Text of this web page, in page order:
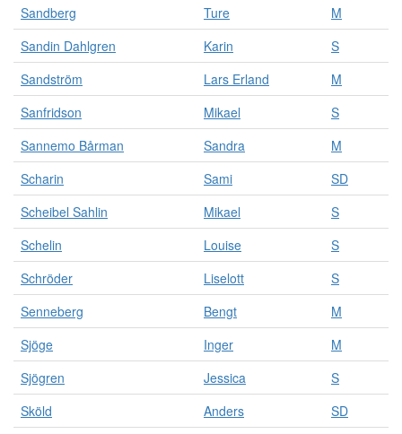
Sandberg
Ture
M
Sandin Dahlgren
Karin
S
Sandström
Lars Erland
M
Sanfridson
Mikael
S
Sannemo Bårman
Sandra
M
Scharin
Sami
SD
Scheibel Sahlin
Mikael
S
Schelin
Louise
S
Schröder
Liselott
S
Senneberg
Bengt
M
Sjöge
Inger
M
Sjögren
Jessica
S
Sköld
Anders
SD